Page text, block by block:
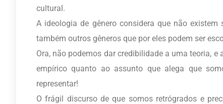
cultural.
A ideologia de gênero considera que não
também outros gêneros que por eles podem ser
Ora, não podemos dar credibilidade a uma teoria,
empírico quanto ao assunto que alega que
representar!
O frágil discurso de que somos retrógrados e